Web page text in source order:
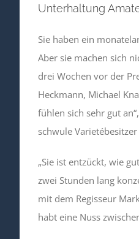
Unterhaltung
Sie haben ein
Aber sie machen sich
drei Wochen vor der
Heckmann, Michael
fühlen sich sehr gut
schwule
„Sie ist entzückt, wie
zwei Stunden lang
mit dem Regisseur
habt eine Nuss